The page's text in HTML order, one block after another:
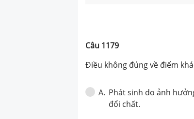
Câu 1179
Điều không đúng về điểm
A. Phát sinh do ảnh
đổi chất.